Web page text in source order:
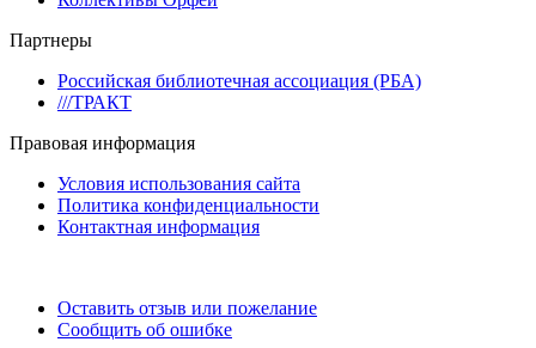
Партнеры
Российская библиотечная ассоциация (РБА)
///ТРАКТ
Правовая информация
Условия использования сайта
Политика конфиденциальности
Контактная информация
Оставить отзыв или пожелание
Сообщить об ошибке